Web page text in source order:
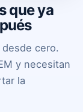
que ya
cero.
y necesitan
la